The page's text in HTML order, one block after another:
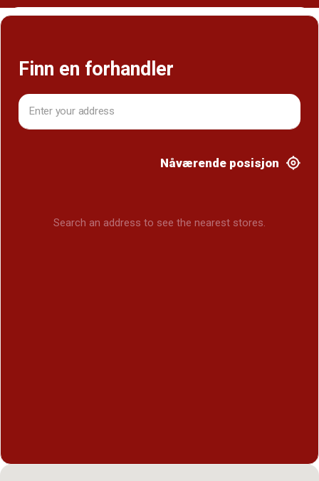
Finn en forhandler
Nåværende posisjon
Search an address to see the nearest stores.